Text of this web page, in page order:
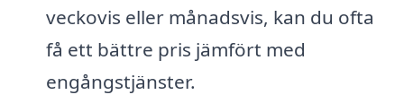
veckovis eller månadsvis, kan du ofta
få ett bättre pris jämfört med
engångstjänster.